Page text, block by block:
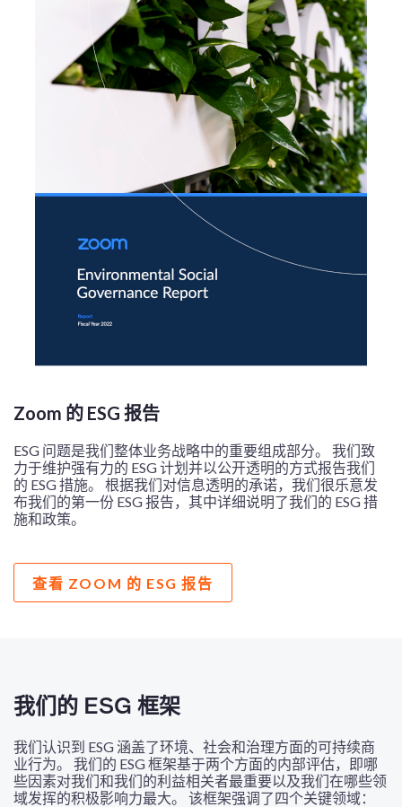
Zoom 的 ESG 报告
ESG 问题是我们整体业务战略中的重要组成部分。 我们致
力于维护强有力的 ESG 计划并以公开透明的方式报告我们
的 ESG 措施。 根据我们对信息透明的承诺，我们很乐意发
布我们的第一份 ESG 报告，其中详细说明了我们的 ESG 措
施和政策。
查看 ZOOM 的 ESG 报告
我们的 ESG 框架
我们认识到 ESG 涵盖了环境、社会和治理方面的可持续商
业行为。 我们的 ESG 框架基于两个方面的内部评估，即哪
些因素对我们和我们的利益相关者最重要以及我们在哪些领
域发挥的积极影响力最大。 该框架强调了四个关键领域：